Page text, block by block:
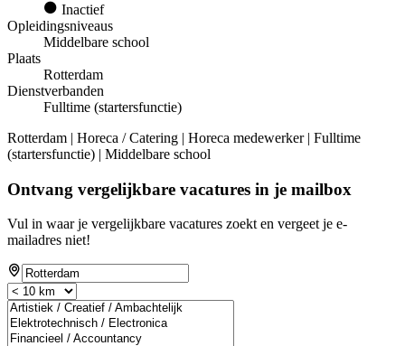
Inactief
Opleidingsniveaus
Middelbare school
Plaats
Rotterdam
Dienstverbanden
Fulltime (startersfunctie)
Rotterdam | Horeca / Catering | Horeca medewerker | Fulltime
(startersfunctie) | Middelbare school
Ontvang vergelijkbare vacatures in je mailbox
Vul in waar je vergelijkbare vacatures zoekt en vergeet je e-
mailadres niet!